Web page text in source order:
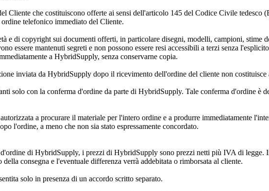
Cliente che costituiscono offerte ai sensi dell'articolo 145 del Codice Civile tedesco
telefonico immediato del Cliente.
e di copyright sui documenti offerti, in particolare disegni, modelli, campioni, stime
essere mantenuti segreti e non possono essere resi accessibili a terzi senza
a HybridSupply, senza conservarne copia.
inviata da HybridSupply dopo il ricevimento dell'ordine del cliente non costituisce
solo con la conferma d'ordine da parte di HybridSupply. Tale conferma d'ordine è
a procurare il materiale per l'intero ordine e a produrre immediatamente
l'ordine, a meno che non sia stato espressamente concordato.
di HybridSupply, i prezzi di HybridSupply sono prezzi netti più IVA di legge.
consegna e l'eventuale differenza verrà addebitata o rimborsata al cliente.
solo in presenza di un accordo scritto separato.